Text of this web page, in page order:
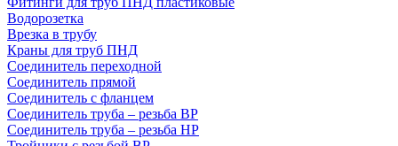
Водорозетка
Врезка в трубу
Краны для труб ПНД
Соединитель переходной
Соединитель прямой
Соединитель с фланцем
Соединитель труба – резьба ВР
Соединитель труба – резьба НР